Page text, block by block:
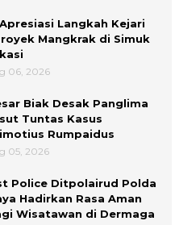
Langkah Kejari
Mangkrak di Simuk
06, 2026
Biak Desak Panglima
Tuntas Kasus
Rumpaidus
05, 2026
Police Ditpolairud Polda
Hadirkan Rasa Aman
Wisatawan di Dermaga